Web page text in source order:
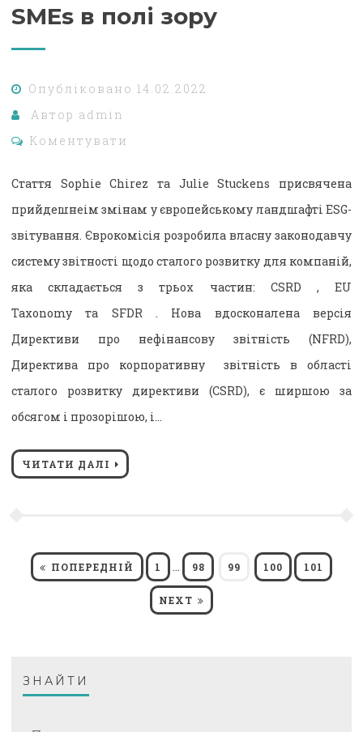
SMEs в полі зору
Опубліковано 14.02.2022
Автор admin
Коментувати
Стаття Sophie Chirez та Julie Stuckens присвячена
прийдешнеім змінам у європейському ландшафті ESG-
звітування. Єврокомісія розробила власну законодавчу
систему звітності щодо сталого розвитку для компаній,
яка складається з трьох частин: CSRD , EU
Taxonomy та SFDR . Нова вдосконалена версія
Директиви про нефінансову звітність (NFRD),
Директива про корпоративну звітність в області
сталого розвитку директиви (CSRD), є ширшою за
обсягом і прозорішою, і…
ЧИТАТИ ДАЛІ
Пагінація
ПОПЕРЕДНІЙ PAGE
1 … PAGE
98 PAGE
99 PAGE
100 PAGE
101
NEXT
ЗНАЙТИ